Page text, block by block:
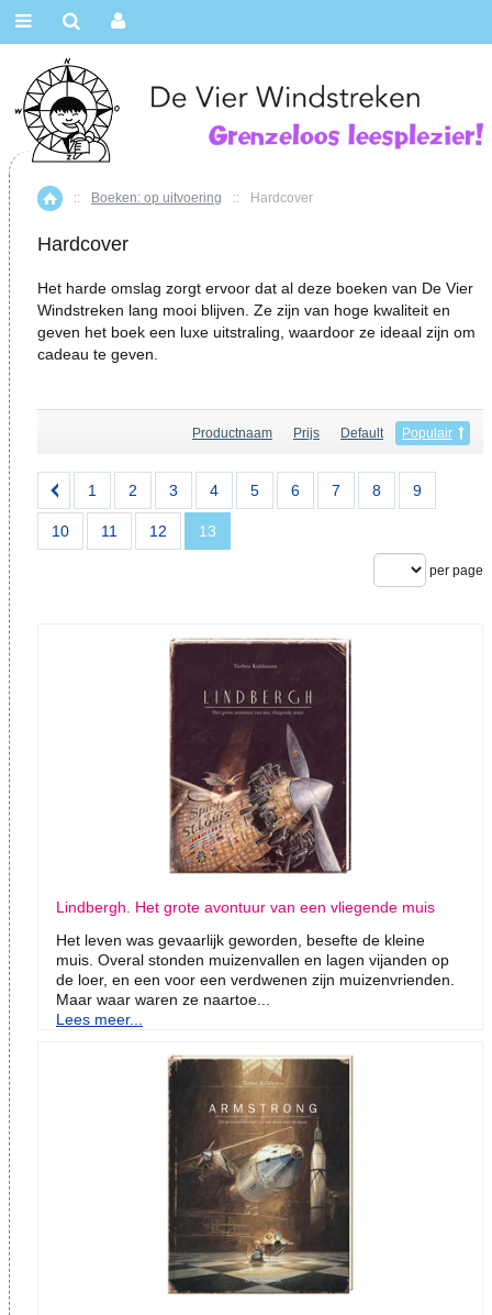
Home
:: Boeken: op uitvoering :: Hardcover
Hardcover
Het harde omslag zorgt ervoor dat al deze boeken van De Vier
Windstreken lang mooi blijven. Ze zijn van hoge kwaliteit en
geven het boek een luxe uitstraling, waardoor ze ideaal zijn om
cadeau te geven.
Productnaam Prijs Default Populair
1 2 3 4 5 6 7 8 9
10 11 12 13
per page
Lindbergh. Het grote avontuur van een vliegende muis
Het leven was gevaarlijk geworden, besefte de kleine
muis. Overal stonden muizenvallen en lagen vijanden op
de loer, en een voor een verdwenen zijn muizenvrienden.
Maar waar waren ze naartoe...
Lees meer...